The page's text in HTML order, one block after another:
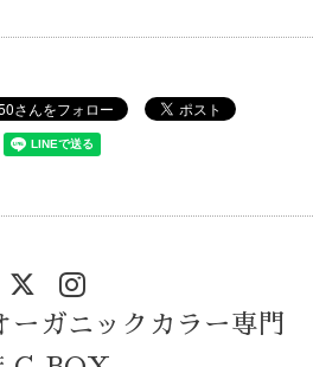
ーガニックカラー専門